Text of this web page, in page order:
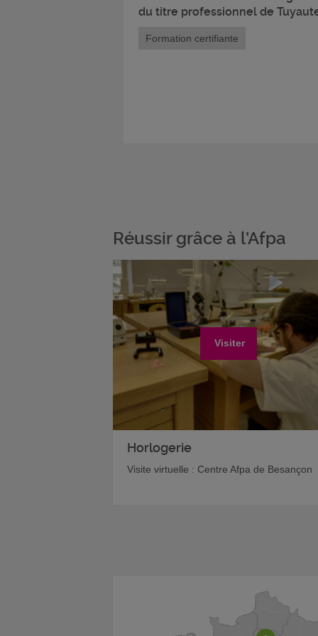
du titre professionnel de
Formation certifiante
Réussir grâce à l'Afpa
Visiter
Horlogerie
Visite virtuelle : Centre Afpa de Besançon